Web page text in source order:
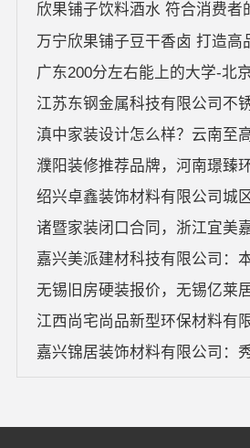
欣果铺子饮料酒水 符合消费者